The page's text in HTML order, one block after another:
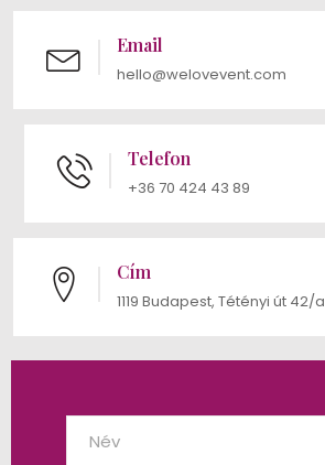
Email
hello@welovevent.com
Telefon
+36 70 424 43 89
Cím
1119 Budapest, Tétényi út 42/a